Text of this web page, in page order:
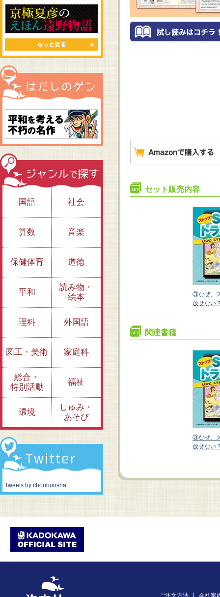
セット販売内容
ホを手
②文字で気持ちまで
伝わる？
③なぜ、
放せない
関連書籍
を手
③なぜ、
放せない
国語 社会
算数 音楽
保健体育 道徳
平和
読み物・
絵本
理科 外国語
図工・美術 家庭科
総合・
特別活動
福祉
環境
しゅみ・
あそび
Tweets by choubunsha